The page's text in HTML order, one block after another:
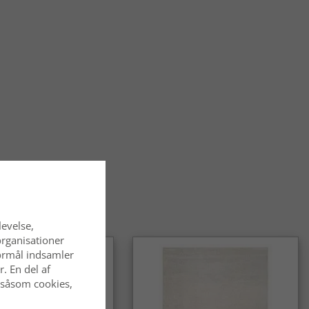
mode. De passer lige godt i traditionelle som i moderne
indsamler
En del af
cookies,